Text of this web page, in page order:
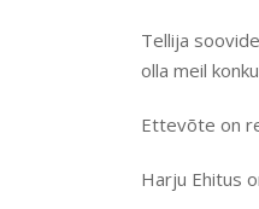
Tellija
olla meil
Ettevõte on
Harju Ehitus